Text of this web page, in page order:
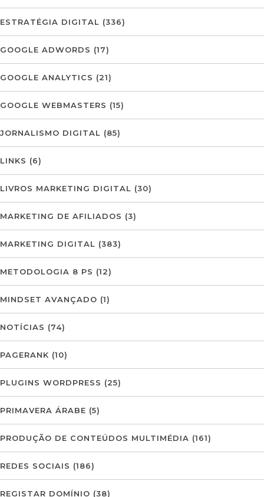
ESTRATÉGIA DIGITAL (336)
GOOGLE ADWORDS (17)
GOOGLE ANALYTICS (21)
GOOGLE WEBMASTERS (15)
JORNALISMO DIGITAL (85)
LINKS (6)
LIVROS MARKETING DIGITAL (30)
MARKETING DE AFILIADOS (3)
MARKETING DIGITAL (383)
METODOLOGIA 8 PS (12)
MINDSET AVANÇADO (1)
NOTÍCIAS (74)
PAGERANK (10)
PLUGINS WORDPRESS (25)
PRIMAVERA ÁRABE (5)
PRODUÇÃO DE CONTEÚDOS MULTIMÉDIA (161)
REDES SOCIAIS (186)
REGISTAR DOMÍNIO (38)